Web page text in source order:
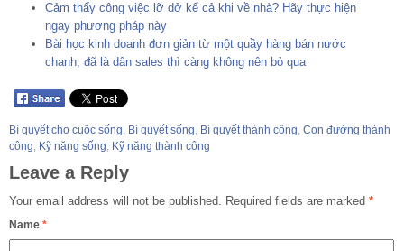
Cảm thấy công việc lỡ dở kể cả khi về nhà? Hãy thực hiện
ngay phương pháp này
Bài học kinh doanh đơn giản từ một quầy hàng bán nước
chanh, đã là dân sales thì càng không nên bỏ qua
Bí quyết cho cuộc sống, Bí quyết sống, Bí quyết thành công, Con đường thành
công, Kỹ năng sống, Kỹ năng thành công
Leave a Reply
Your email address will not be published. Required fields are marked *
Name *